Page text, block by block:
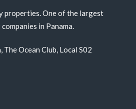
properties. One of the largest
in Panama.
The Ocean Club, Local S02